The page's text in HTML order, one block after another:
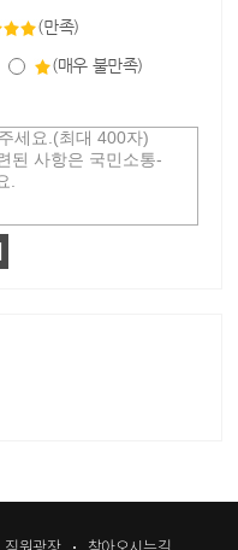
(만족)
(매우 불만족)